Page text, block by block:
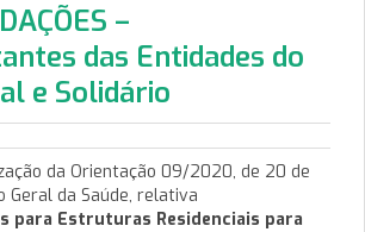
–
das Entidades do
e Solidário
da Orientação 09/2020, de 20 de
Geral da Saúde, relativa
para Estruturas Residenciais para